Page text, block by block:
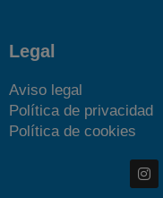
Legal
Aviso legal
Política de privacidad
Política de cookies